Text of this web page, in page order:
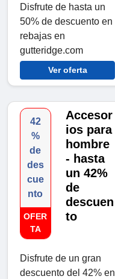
Disfrute de hasta un
50% de descuento en
rebajas en
gutteridge.com
Ver oferta
42
%
de
des
cue
nto
OFER
TA
Accesor
ios para
hombre
- hasta
un 42%
de
descuen
to
Disfrute de un gran
descuento del 42% en